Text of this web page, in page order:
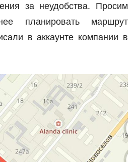
за неудобства. Просим
планировать маршрут
в аккаунте компании в